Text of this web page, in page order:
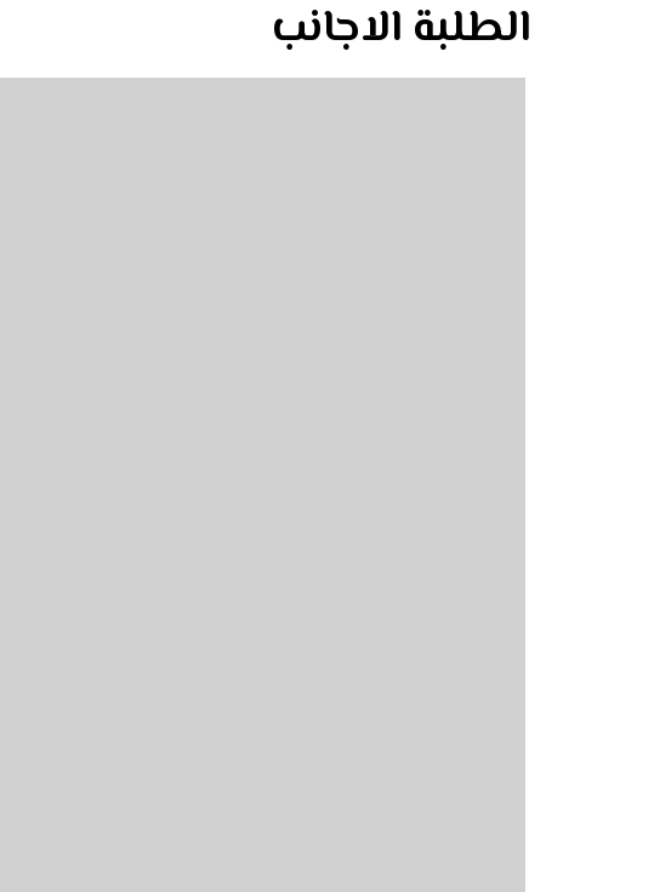
الطلبة الاجانب